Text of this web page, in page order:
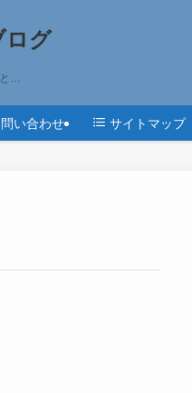
ログ
と…
い合わせ サイトマップ